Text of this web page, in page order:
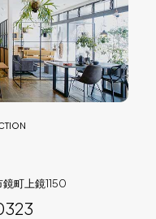
町上鏡1150